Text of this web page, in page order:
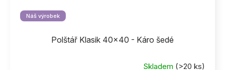
Náš výrobek
Polštář Klasik 40x40 - Káro šedé
Skladem (>20 ks)